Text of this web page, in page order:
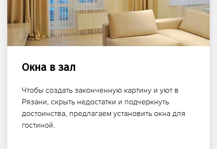
Окна в зал
Чтобы создать законченную картину и уют в
Рязани, скрыть недостатки и подчеркнуть
достоинства, предлагаем установить окна для
гостиной.